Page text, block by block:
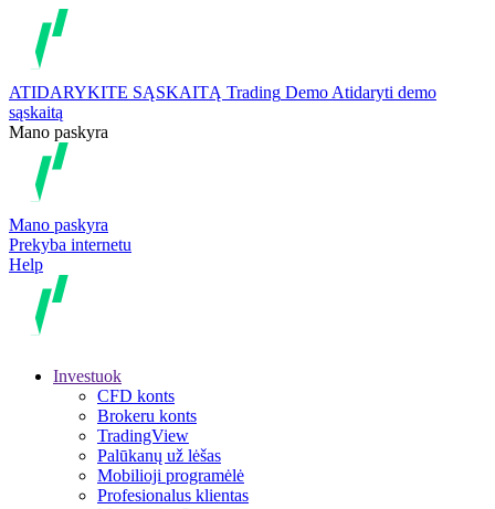
ATIDARYKITE SĄSKAITĄ Trading Demo Atidaryti demo
sąskaitą
Mano paskyra
Mano paskyra
Prekyba internetu
Help
Investuok
CFD konts
Brokeru konts
TradingView
Palūkanų už lėšas
Mobilioji programėlė
Profesionalus klientas